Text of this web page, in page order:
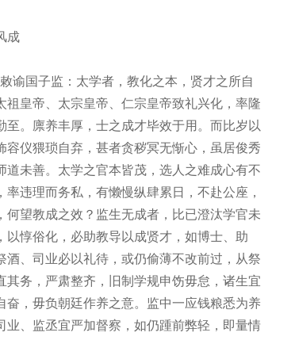
成
国子监：太学者，教化之本，贤才之所自
皇帝、太宗皇帝、仁宗皇帝致礼兴化，率隆
。廪养丰厚，士之成才毕效于用。而比岁以
仪猥琐自弃，甚者贪秽冥无惭心，虽居俊秀
未善。太学之官本皆茂，选人之难成心有不
违理而务私，有懒慢纵肆累日，不赴公座，
望教成之效？监生无成者，比已澄汰学官未
惇俗化，必助教导以成贤才，如博士、助
、司业必以礼待，或仍偷薄不改前过，从祭
务，严肃整齐，旧制学规申饬毋怠，诸生宜
，毋负朝廷作养之意。监中一应钱粮悉为养
、监丞宜严加督察，如仍踵前弊轻，即量情